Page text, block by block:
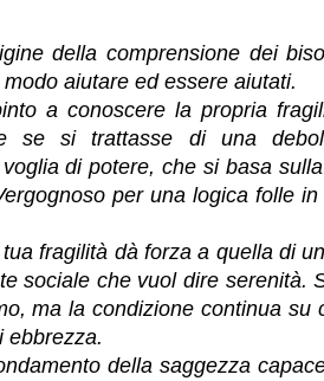
della comprensione dei
aiutare ed essere aiutati.
a conoscere la propria
se si trattasse di una
di potere, che si basa
per una logica folle
fragilità dà forza a quella di
sociale che vuol dire serenità.
ma la condizione continua su
ebbrezza.
della saggezza